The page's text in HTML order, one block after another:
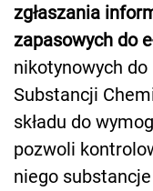
zgłaszania
zapasowych do
nikotynowych
Substancji
składu do
pozwoli
niego